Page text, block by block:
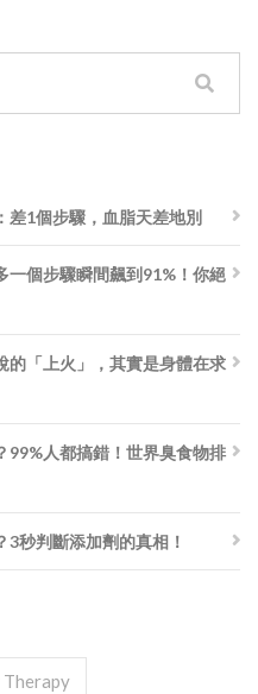
差1個步驟，血脂天差地別
一個步驟瞬間飆到91%！你絕
的「上火」，其實是身體在求
99%人都搞錯！世界臭食物排
秒判斷添加劑的真相！